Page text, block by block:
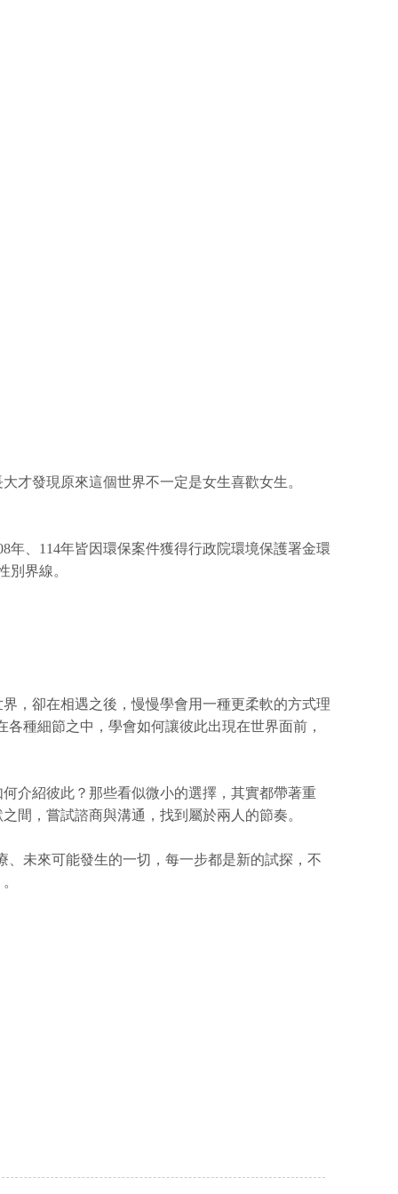
才發現原來這個世界不一定是女生喜歡女生。
、114年皆因環保案件獲得行政院環境保護署金環
別界線。
，卻在相遇之後，慢慢學會用一種更柔軟的方式理
種細節之中，學會如何讓彼此出現在世界面前，
介紹彼此？那些看似微小的選擇，其實都帶著重
間，嘗試諮商與溝通，找到屬於兩人的節奏。
未來可能發生的一切，每一步都是新的試探，不